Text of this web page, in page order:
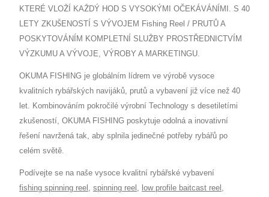
KTERÉ VLOŽÍ KAŽDÝ HOD S VYSOKÝMI OČEKÁVÁNÍMI. S 40
LETY ZKUŠENOSTÍ S VÝVOJEM Fishing Reel / PRUTŮ A
POSKYTOVÁNÍM KOMPLETNÍ SLUŽBY PROSTŘEDNICTVÍM
VÝZKUMU A VÝVOJE, VÝROBY A MARKETINGU.
OKUMA FISHING je globálním lídrem ve výrobě vysoce
kvalitních rybářských navijáků, prutů a vybavení již více než 40
let. Kombinováním pokročilé výrobní Technology s desetiletími
zkušeností, OKUMA FISHING poskytuje odolná a inovativní
řešení navržená tak, aby splnila jedinečné potřeby rybářů po
celém světě.
Podívejte se na naše vysoce kvalitní rybářské vybavení
fishing spinning reel
spinning reel low profile baitcast reel